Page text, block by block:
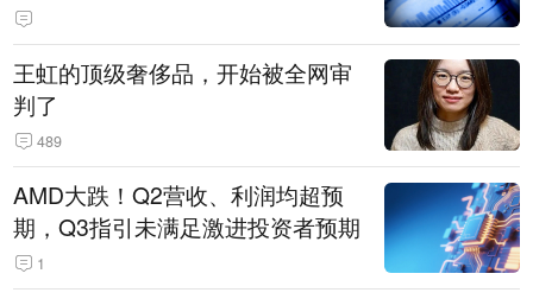
王虹的顶级奢侈品，开始被全网审
判了
489
AMD大跌！Q2营收、利润均超预
期，Q3指引未满足激进投资者预期
1